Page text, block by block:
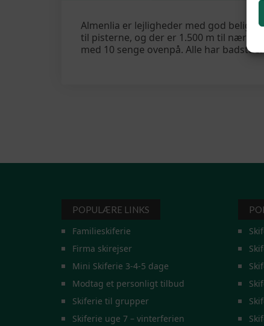
Almenlia er lejligheder med god
til pisterne, og der er 1.500 m til
med 10 senge ovenpå. Alle har badstue.
POPULÆRE LINKS
Familieskiferie
Firma skirejser
Mini Skiferie 3-4-5 dage
Modtag et personligt tilbud
Skiferie til grupper
Skiferie uge 7 – vinterferien